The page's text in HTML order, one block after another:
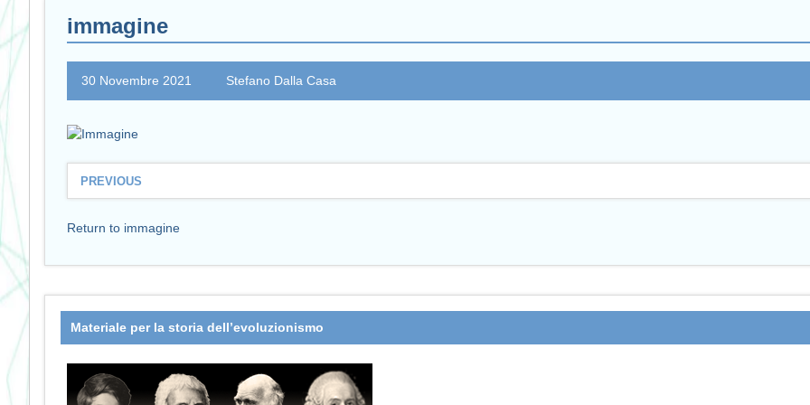
immagine
30 Novembre 2021 Stefano Dalla Casa
PREVIOUS
Return to immagine
Materiale per la storia dell’evoluzionismo